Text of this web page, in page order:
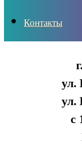
Контакты
ул.
ул.
с